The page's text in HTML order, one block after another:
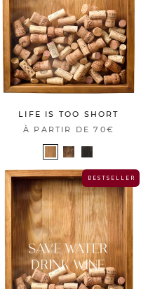
LIFE IS TOO SHORT
À PARTIR DE70€
B E S T S E L L E R